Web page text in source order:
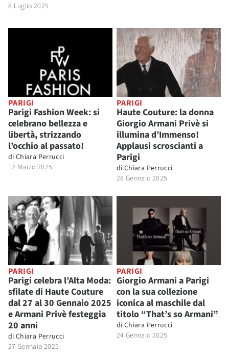
8 Luglio 2025
PARIGI
Parigi Fashion Week: si
celebrano bellezza e
libertà, strizzando
l’occhio al passato!
di Chiara Perrucci
12 Marzo 2025
PARIGI
Haute Couture: la donna
Giorgio Armani Privè si
illumina d’Immenso!
Applausi scroscianti a
Parigi
di Chiara Perrucci
28 Gennaio 2025
PARIGI
Parigi celebra l’Alta Moda:
sfilate di Haute Couture
dal 27 al 30 Gennaio 2025
e Armani Privè festeggia
20 anni
di Chiara Perrucci
27 Gennaio 2025
PARIGI
Giorgio Armani a Parigi
con la sua collezione
iconica al maschile dal
titolo “That’s so Armani”
di Chiara Perrucci
24 Gennaio 2025